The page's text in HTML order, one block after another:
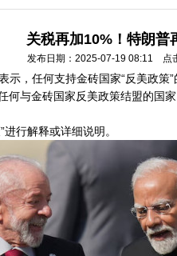
关税再加10%！特朗普
发布日期：2025-07-19 08:11 点
示，任何支持金砖国家“反美政策
何与金砖国家反美政策结盟的国
行解释或详细说明。